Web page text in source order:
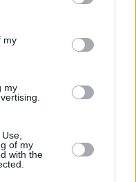
its third-party tags to
in below Google
my
my
of my
with the
της Commerzbank
την αντίθεσή της